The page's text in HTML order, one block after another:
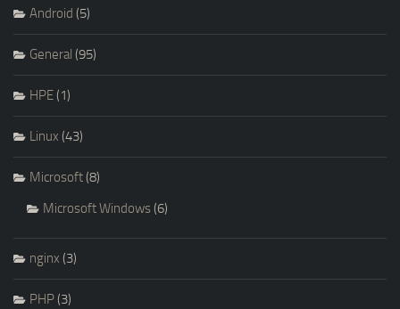
Android (5)
General (95)
HPE(1)
Linux (43)
Microsoft(8)
Microsoft Windows(6)
nginx (3)
PHP(3)